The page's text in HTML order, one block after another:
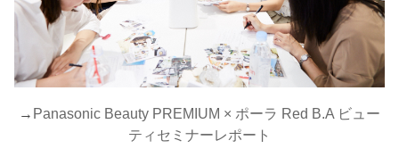
→ Panasonic Beauty PREMIUM × ポーラ Red B.A ビュー
ティセミナーレポート